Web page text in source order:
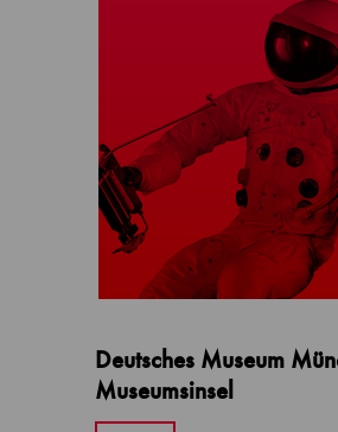
Deutsches Museum
Museumsinsel